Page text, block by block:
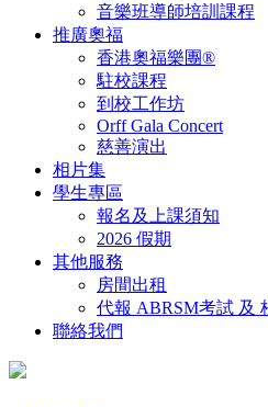
音樂班導師培訓課程
推廣奧福
香港奧福樂團®
駐校課程
到校工作坊
Orff Gala Concert
慈善演出
相片集
學生專區
報名及上課須知
2026 假期
其他服務
房間出租
代報 ABRSM考試 及
聯絡我們